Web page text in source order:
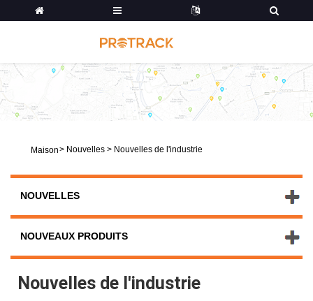
Maison> Nouvelles > Nouvelles de l'industrie
NOUVELLES
NOUVEAUX PRODUITS
Nouvelles de l'industrie